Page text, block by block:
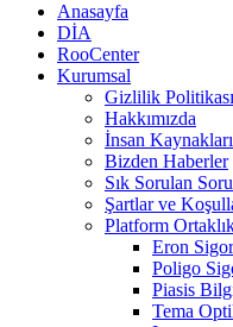
Anasayfa
DİA
RooCenter
Kurumsal
Gizlilik Politikası
Hakkımızda
İnsan Kaynakları
Bizden Haberler
Sık Sorulan
Şartlar ve
Platform
Eron
Poligo
Piasis
Tema